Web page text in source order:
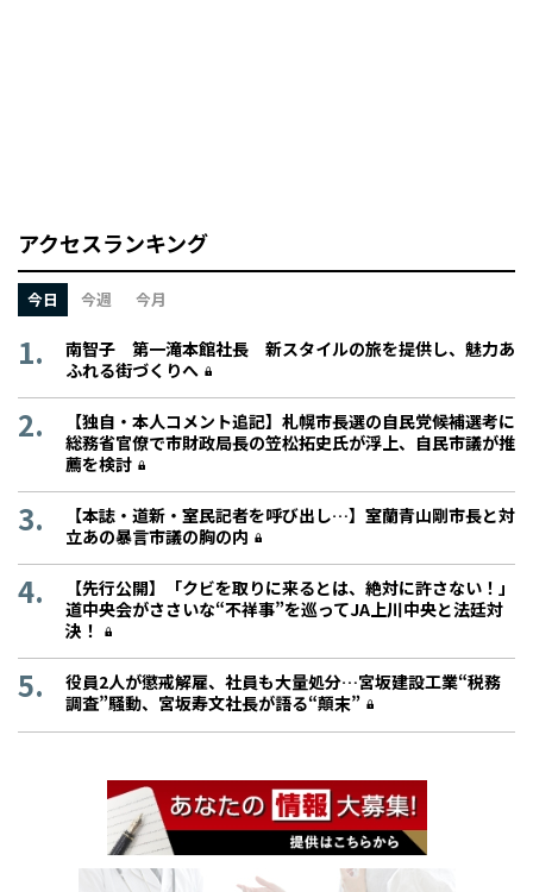
アクセスランキング
今日 今週 今月
南智子 第一滝本館社長 新スタイルの旅を提供し、魅力あ
ふれる街づくりへ
【独自・本人コメント追記】札幌市長選の自民党候補選考に
総務省官僚で市財政局長の笠松拓史氏が浮上、自民市議が推
薦を検討
【本誌・道新・室民記者を呼び出し…】室蘭青山剛市長と対
立あの暴言市議の胸の内
【先行公開】「クビを取りに来るとは、絶対に許さない！」
道中央会がささいな“不祥事”を巡ってJA上川中央と法廷対
決！
役員2人が懲戒解雇、社員も大量処分…宮坂建設工業“税務
調査”騒動、宮坂寿文社長が語る“顛末”